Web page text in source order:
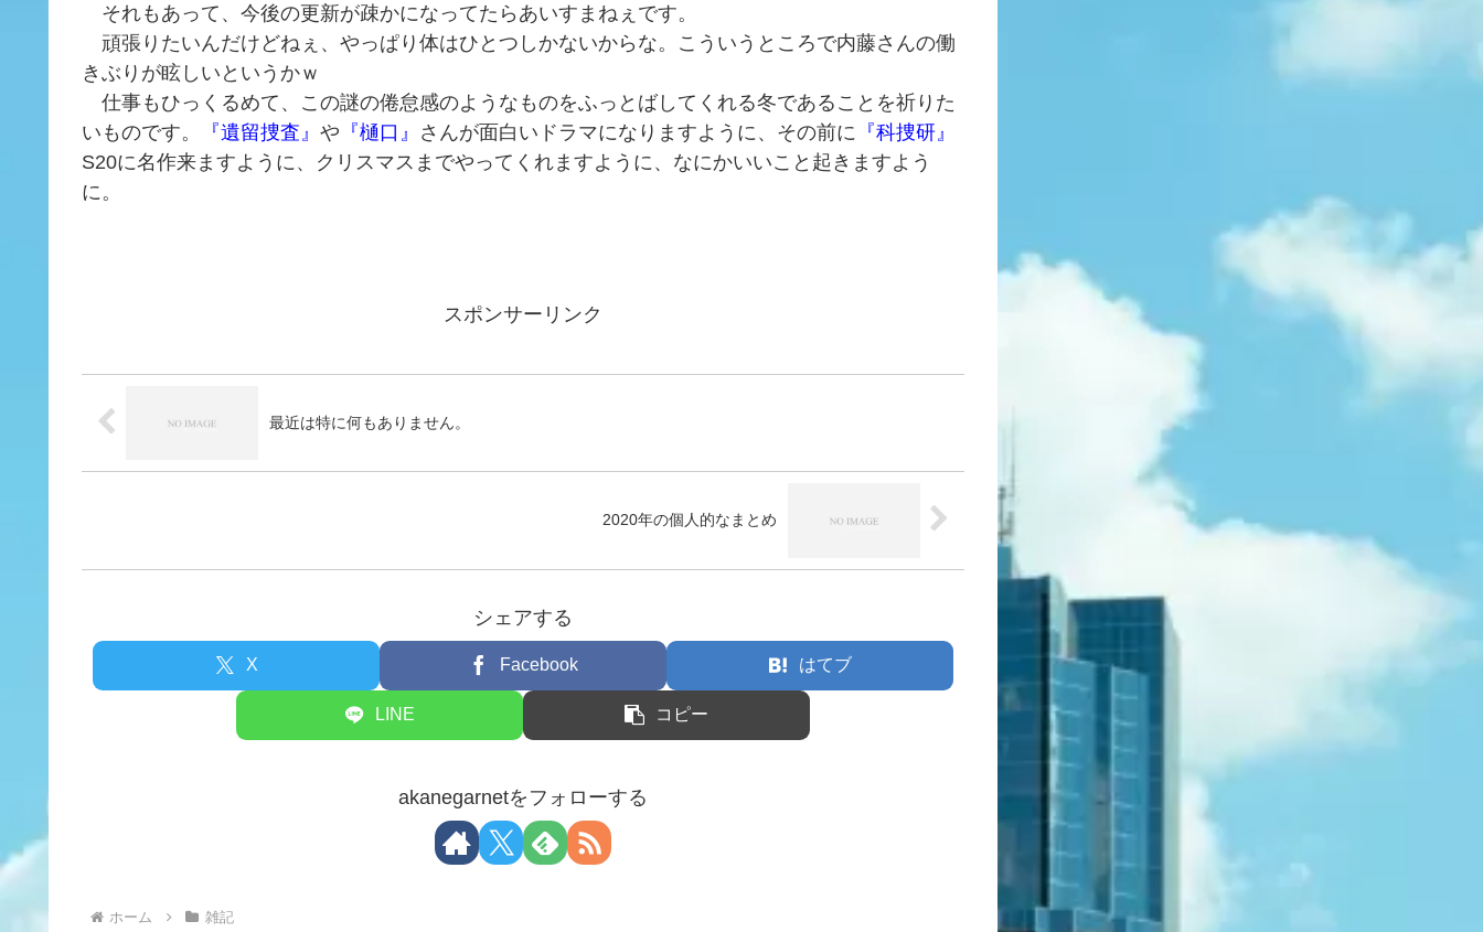
それもあって、今後の更新が疎かになってたらあいすまねぇです。
頑張りたいんだけどねぇ、やっぱり体はひとつしかないからな。こういうところで内藤さんの働
きぶりが眩しいというかｗ
仕事もひっくるめて、この謎の倦怠感のようなものをふっとばしてくれる冬であることを祈りた
いものです。
『遺留捜査』 や 『樋口』 さんが面白いドラマになりますように、その前に 『科捜研』
S20に名作来ますように、クリスマスまでやってくれますように、なにかいいこと起きますよう
に。
スポンサーリンク
最近は特に何もありません。
2020年の個人的なまとめ
シェアする
X Facebook はてブ
LINE コピー
akanegarnetをフォローする
ホーム 雑記